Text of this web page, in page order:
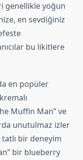
genellikle yoğun
en sevdiğiniz
bu likitlere
en popüler
Muffin Man” ve
unutulmaz izler
bir deneyim
bir blueberry